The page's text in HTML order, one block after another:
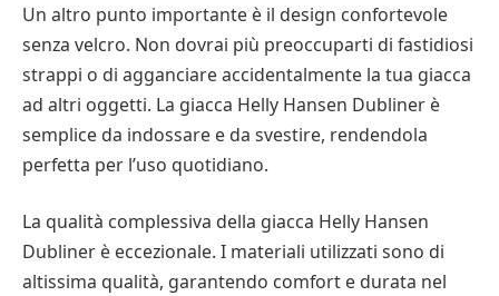
Un altro punto importante è il design confortevole
senza velcro. Non dovrai più preoccuparti di fastidiosi
strappi o di agganciare accidentalmente la tua giacca
ad altri oggetti. La giacca Helly Hansen Dubliner è
semplice da indossare e da svestire, rendendola
perfetta per l’uso quotidiano.
La qualità complessiva della giacca Helly Hansen
Dubliner è eccezionale. I materiali utilizzati sono di
altissima qualità, garantendo comfort e durata nel